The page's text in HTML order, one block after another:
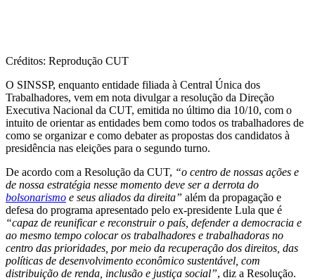
Créditos: Reprodução CUT
O SINSSP, enquanto entidade filiada à Central Única dos
Trabalhadores, vem em nota divulgar a resolução da Direção
Executiva Nacional da CUT, emitida no último dia 10/10, com o
intuito de orientar as entidades bem como todos os trabalhadores de
como se organizar e como debater as propostas dos candidatos à
presidência nas eleições para o segundo turno.
De acordo com a Resolução da CUT, “o centro de nossas ações e
de nossa estratégia nesse momento deve ser a derrota do
bolsonarismo e seus aliados da direita” além da propagação e
defesa do programa apresentado pelo ex-presidente Lula que é
“capaz de reunificar e reconstruir o país, defender a democracia e
ao mesmo tempo colocar os trabalhadores e trabalhadoras no
centro das prioridades, por meio da recuperação dos direitos, das
políticas de desenvolvimento econômico sustentável, com
distribuição de renda, inclusão e justiça social”, diz a Resolução.